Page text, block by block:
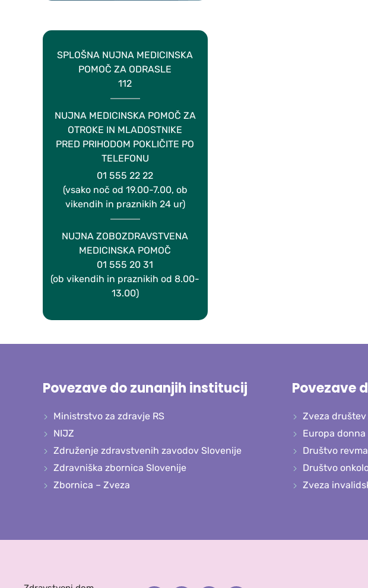
SPLOŠNA NUJNA MEDICINSKA
POMOČ ZA ODRASLE
112
NUJNA MEDICINSKA POMOČ ZA
OTROKE IN MLADOSTNIKE
PRED PRIHODOM POKLIČITE PO
TELEFONU
01 555 22 22
(vsako noč od 19.00-7.00, ob
vikendih in praznikih 24 ur)
NUJNA ZOBOZDRAVSTVENA
MEDICINSKA POMOČ
01 555 20 31
(ob vikendih in praznikih od 8.00-
13.00)
Povezave do zunanjih institucij
Ministrstvo za zdravje RS
NIJZ
Združenje zdravstvenih zavodov Slovenije
Zdravniška zbornica Slovenije
Zbornica – Zveza
Povezave
Zveza
Europa donna
Društvo
Društvo
Zveza